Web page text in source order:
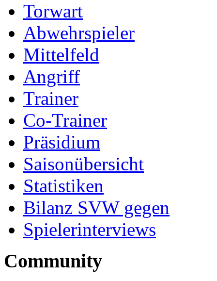
Torwart
Abwehrspieler
Mittelfeld
Angriff
Trainer
Co-Trainer
Präsidium
Saisonübersicht
Statistiken
Bilanz SVW gegen
Spielerinterviews
Community